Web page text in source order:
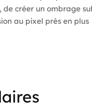
de créer un ombrage
au pixel près en plus